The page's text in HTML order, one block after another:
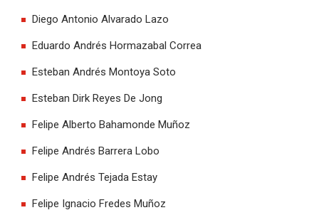
Diego Antonio Alvarado Lazo
Eduardo Andrés Hormazabal Correa
Esteban Andrés Montoya Soto
Esteban Dirk Reyes De Jong
Felipe Alberto Bahamonde Muñoz
Felipe Andrés Barrera Lobo
Felipe Andrés Tejada Estay
Felipe Ignacio Fredes Muñoz